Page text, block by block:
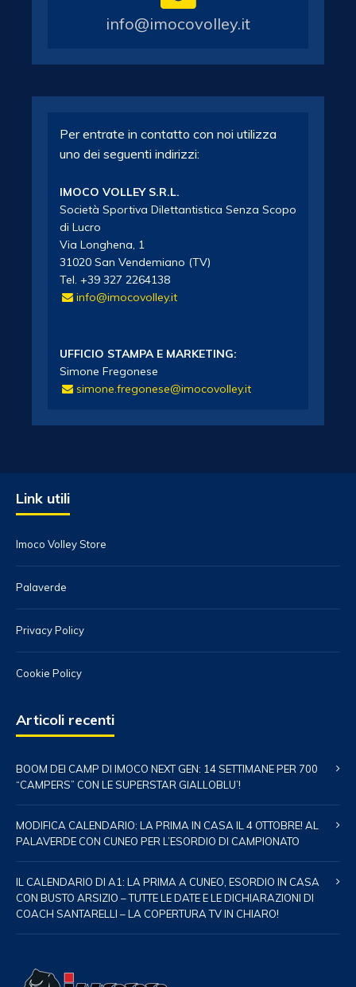
info@imocovolley.it
Per entrate in contatto con noi utilizza
uno dei seguenti indirizzi:
IMOCO VOLLEY S.R.L.
Società Sportiva Dilettantistica Senza Scopo
di Lucro
Via Longhena, 1
31020 San Vendemiano (TV)
Tel. +39 327 2264138
info@imocovolley.it
UFFICIO STAMPA E MARKETING:
Simone Fregonese
simone.fregonese@imocovolley.it
Link utili
Imoco Volley Store
Palaverde
Privacy Policy
Cookie Policy
Articoli recenti
BOOM DEI CAMP DI IMOCO NEXT GEN: 14 SETTIMANE PER 700
“CAMPERS” CON LE SUPERSTAR GIALLOBLU’!
MODIFICA CALENDARIO: LA PRIMA IN CASA IL 4 OTTOBRE! AL
PALAVERDE CON CUNEO PER L’ESORDIO DI CAMPIONATO
IL CALENDARIO DI A1: LA PRIMA A CUNEO, ESORDIO IN CASA
CON BUSTO ARSIZIO – TUTTE LE DATE E LE DICHIARAZIONI DI
COACH SANTARELLI – LA COPERTURA TV IN CHIARO!